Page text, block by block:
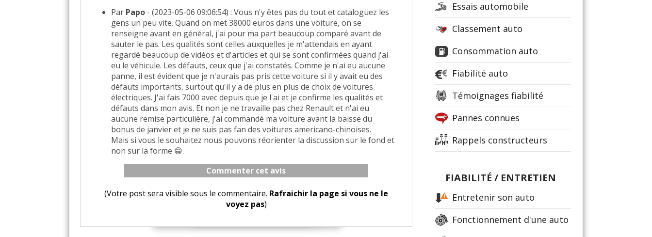
Par Papo - (2023-05-06 09:06:54) : Vous n'y êtes pas du tout et cataloguez les
gens un peu vite. Quand on met 38000 euros dans une voiture, on se
renseigne avant en général, j'ai pour ma part beaucoup comparé avant de
sauter le pas. Les qualités sont celles auxquelles je m'attendais en ayant
regardé beaucoup de vidéos et d'articles et qui se sont confirmées quand j'ai
eu le véhicule. Les défauts, ceux que j'ai constatés. Comme je n'ai eu aucune
panne, il est évident que je n'aurais pas pris cette voiture si il y avait eu des
défauts importants, surtout qu'il y a de plus en plus de choix de voitures
électriques. J'ai fais 7000 avec depuis que je l'ai et je confirme les qualités et
défauts dans mon avis. Et non je ne travaille pas chez Renault et n'ai eu
aucune remise particulière, j'ai commandé ma voiture avant la baisse du
bonus de janvier et je ne suis pas fan des voitures americano-chinoises.
Mais si vous le souhaitez nous pouvons réorienter la discussion sur le fond et
non sur la forme 😁.
Commenter cet avis
(Votre post sera visible sous le commentaire. Rafraichir la page si vous ne le
voyez pas)
Essais automobile
Classement auto
Consommation auto
Fiabilité auto
Témoignages fiabilité
Pannes connues
Rappels constructeurs
FIABILITÉ / ENTRETIEN
Entretenir son auto
Fonctionnement d'une auto